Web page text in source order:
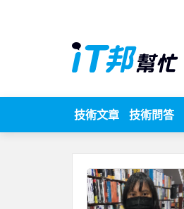
技術文章 技術問答